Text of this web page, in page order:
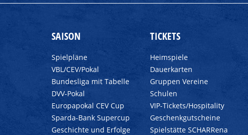
SAISON
Spielpläne
VBL/CEV/Pokal
Bundesliga mit Tabelle
DVV-Pokal
Europapokal CEV Cup
Sparda-Bank Supercup
Geschichte und Erfolge
TICKETS
Heimspiele
Dauerkarten
Gruppen Vereine
Schulen
VIP-Tickets/Hospitality
Geschenkgutscheine
Spielstätte SCHARRena